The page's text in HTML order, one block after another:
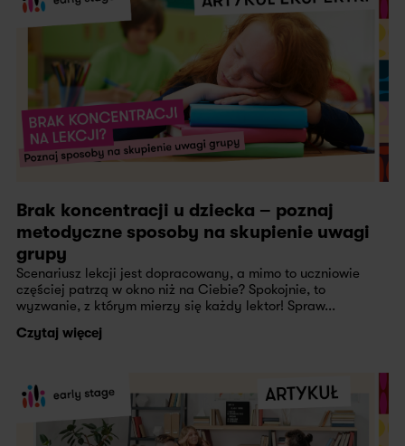
Brak koncentracji u dziecka – poznaj
metodyczne sposoby na skupienie uwagi
grupy
Scenariusz lekcji jest dopracowany, a mimo to uczniowie
częściej patrzą w okno niż na Ciebie? Spokojnie, to
wyzwanie, z którym mierzy się każdy lektor! Spraw...
Czytaj więcej